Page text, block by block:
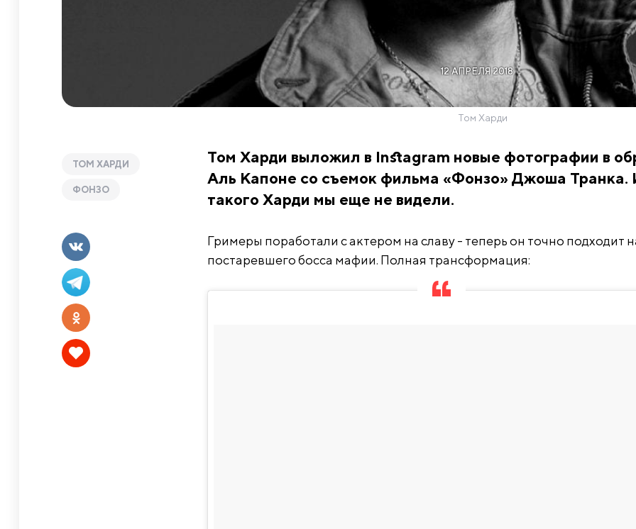
12 АПРЕЛЯ 2018
Том Харди
ТОМ ХАРДИ
ФОНЗО
Том Харди выложил в Instagram новые фотографии в
Аль Капоне со съемок фильма «Фонзо» Джоша Транка.
такого Харди мы еще не видели.
Гримеры поработали с актером на славу - теперь он точно подходит
постаревшего босса мафии. Полная трансформация: